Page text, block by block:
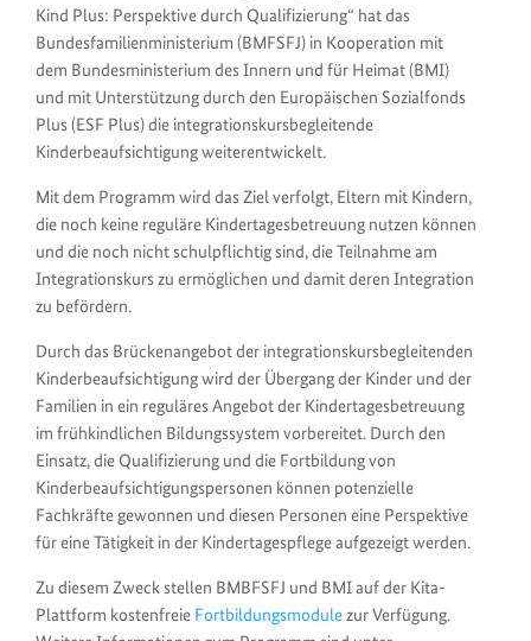
Kind Plus: Perspektive durch Qualifizierung“ hat das
Bundesfamilienministerium (BMFSFJ) in Kooperation mit
dem Bundesministerium des Innern und für Heimat (BMI)
und mit Unterstützung durch den Europäischen Sozialfonds
Plus (ESF Plus) die integrationskursbegleitende
Kinderbeaufsichtigung weiterentwickelt.
Mit dem Programm wird das Ziel verfolgt, Eltern mit Kindern,
die noch keine reguläre Kindertagesbetreuung nutzen können
und die noch nicht schulpflichtig sind, die Teilnahme am
Integrationskurs zu ermöglichen und damit deren Integration
zu befördern.
Durch das Brückenangebot der integrationskursbegleitenden
Kinderbeaufsichtigung wird der Übergang der Kinder und der
Familien in ein reguläres Angebot der Kindertagesbetreuung
im frühkindlichen Bildungssystem vorbereitet. Durch den
Einsatz, die Qualifizierung und die Fortbildung von
Kinderbeaufsichtigungspersonen können potenzielle
Fachkräfte gewonnen und diesen Personen eine Perspektive
für eine Tätigkeit in der Kindertagespflege aufgezeigt werden.
Zu diesem Zweck stellen BMBFSFJ und BMI auf der Kita-
Plattform kostenfreie Fortbildungsmodulezur Verfügung.